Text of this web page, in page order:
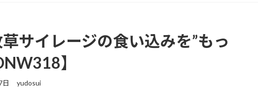
草サイレージの食い込みを”もっ
】
日 yudosui